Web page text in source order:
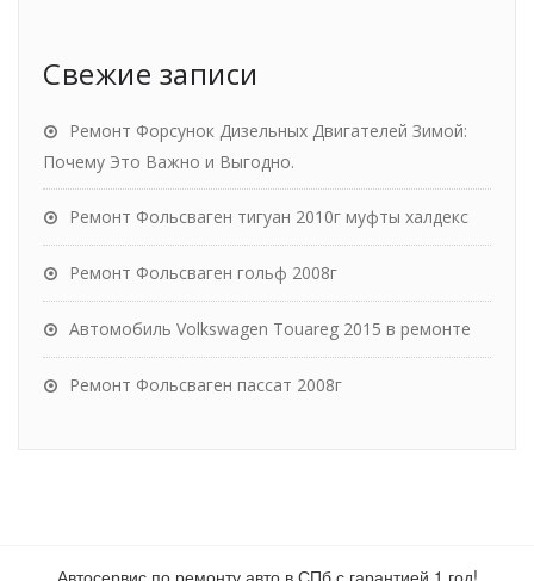
Свежие записи
Ремонт Форсунок Дизельных Двигателей Зимой:
Почему Это Важно и Выгодно.
Ремонт Фольсваген тигуан 2010г муфты халдекс
Ремонт Фольсваген гольф 2008г
Автомобиль Volkswagen Touareg 2015 в ремонте
Ремонт Фольсваген пассат 2008г
Автосервис по ремонту авто в СПб с гарантией 1 год!